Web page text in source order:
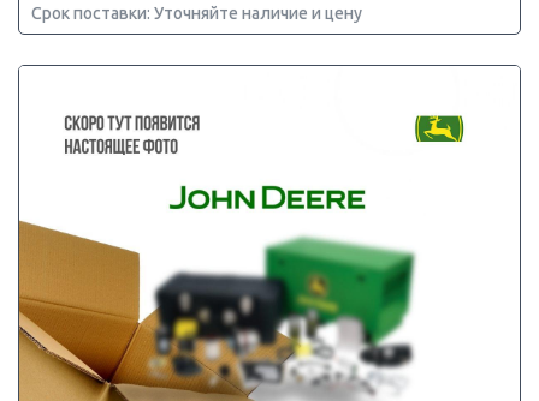
Срок поставки: Уточняйте наличие и цену